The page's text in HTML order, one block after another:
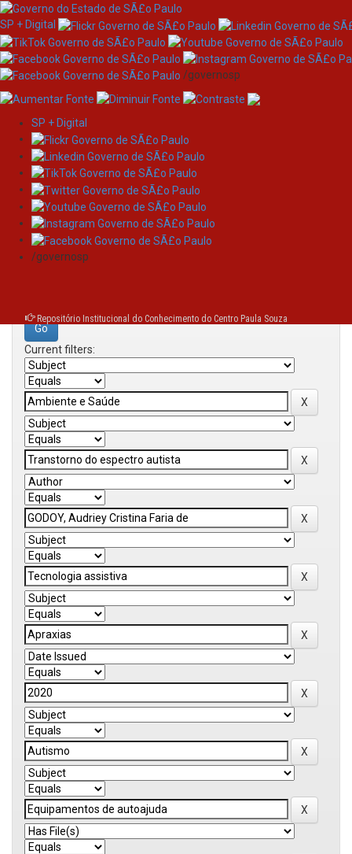
Skip
navigation
SP + Digital
/governosp
SP + Digital
/governosp
Repositório Institucional do Conhecimento do Centro Paula Souza
Search
Search:
Current filters: